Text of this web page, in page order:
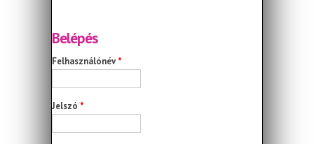
Belépés
Felhasználónév*
Jelszó *